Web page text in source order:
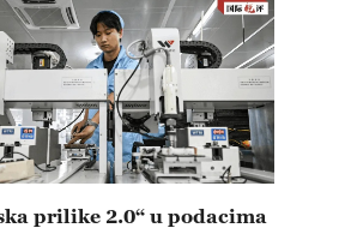
prilike 2.0“ u podacima